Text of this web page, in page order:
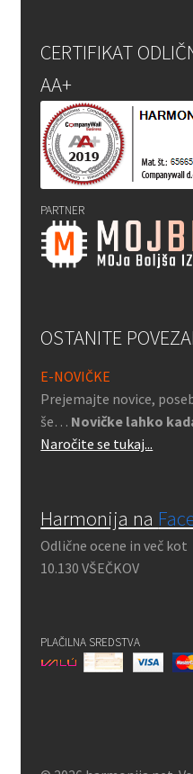
CERTIFIKAT
AA+
PARTNER
OSTANITE
E-NOVIČKE
Prejemajte novice,
še… Novičke lahko
Naročite se tukaj...
Harmonija na
Odlične ocene in več kot
10.130 VŠEČKOV
PLAČILNA SREDSTVA